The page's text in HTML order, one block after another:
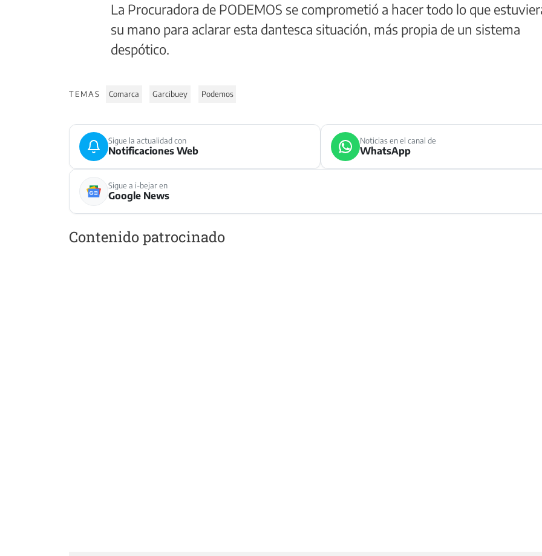
La Procuradora de PODEMOS se comprometió a hacer todo lo que
su mano para aclarar esta dantesca situación, más propia de un sistema
despótico.
TEMAS Comarca Garcibuey Podemos
Sigue la actualidad con
Notificaciones Web
Noticias en el canal de
WhatsApp
Sigue a i-bejar en
Google News
Contenido patrocinado